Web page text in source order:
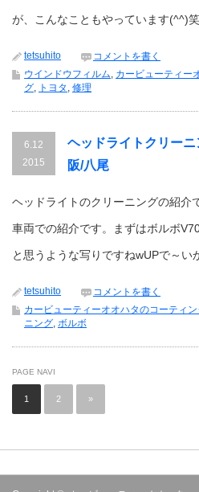
が、こんなこともやっています(^^)
tetsuhito
コメントを書く
ウインドウフィルム, カービューティー
グ, トヨタ , 修理
6.12
2015
ヘッドライトクリー
阪/八尾
ヘッドライトのクリーニングの紹
車両での紹介です。まずはボルボ
と思うような写りですねwUPで～い
tetsuhito
コメントを書く
カービューティーオオハタのコーティ
ニング, ボルボ
PAGE NAVI
1 2 »